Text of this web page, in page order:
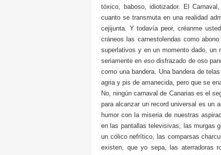
tóxico, baboso, idiotizador. El
cuanto se transmuta en una realidad
cejijunta. Y todavía peor, créanme
cráneos las carnestolendas como
superlativos y en un momento dado, un
seriamente en esodisfrazado de oso
como una bandera. Una bandera de
agria y pis de amanecida, pero que se
No, ningún carnaval de Canarias es el
para alcanzar un record universal es un
humor con la miseria de nuestras
en las pantallas televisivas, las murgas
un cólico nefrítico, las comparsas
existen, que yo sepa, las aterradoras